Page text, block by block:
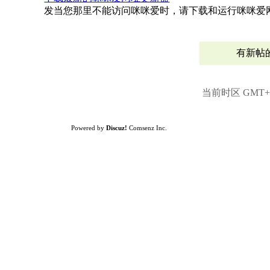
发当您那里不能访问咪咪爱时，请下载和运行咪咪
有新帖
当前时区
Powered by Discuz! Comsenz Inc.